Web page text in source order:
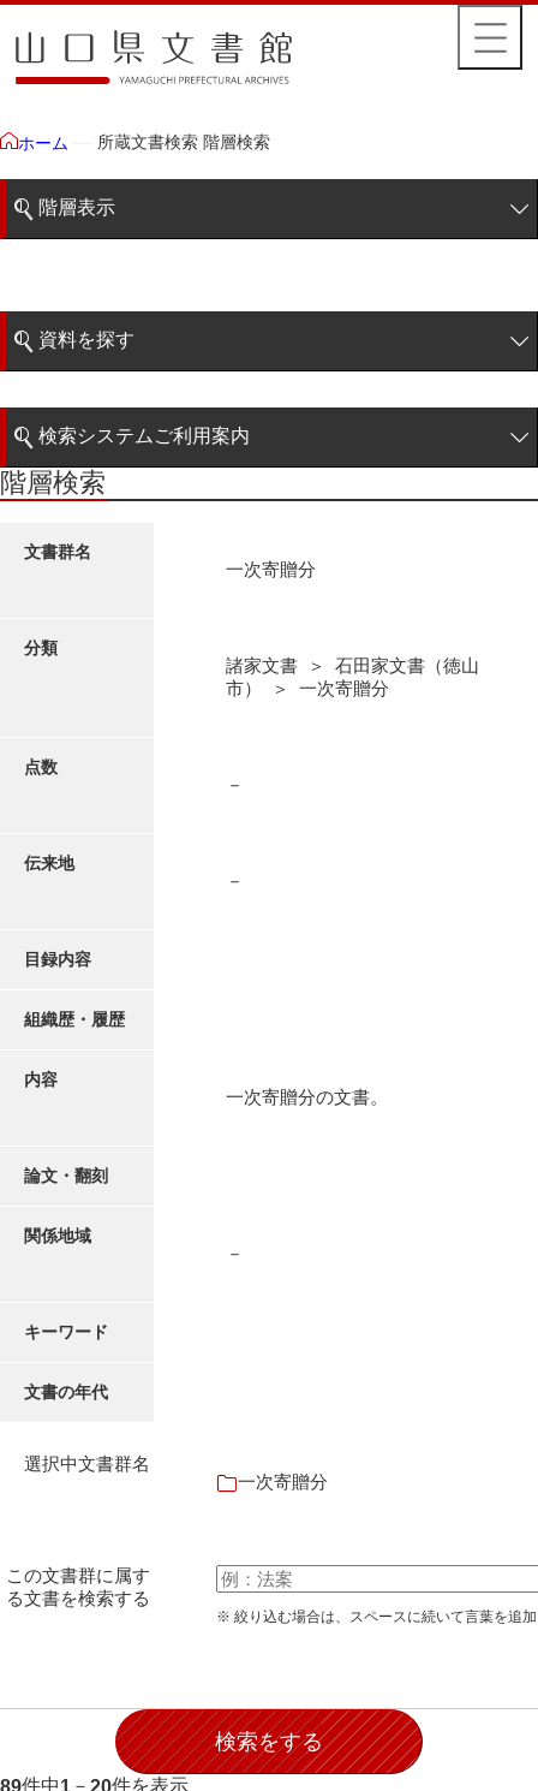
ホーム 所蔵文書検索 階層検索
階層表示
藩政文書
特定歴史公文書
諸家文書
石井丈若撮影写真
石川卓美文庫
二次寄贈分
石田家文書（山口市）
資料を探す
階層検索
検索システムご利用案内
検索システムの利用について
更新履歴
階層検索
文書群名
一次寄贈分
分類
諸家文書 ＞ 石田家文書（徳山
市） ＞ 一次寄贈分
点数
－
伝来地
－
目録内容
組織歴・履歴
内容
一次寄贈分の文書。
論文・翻刻
関係地域
－
キーワード
文書の年代
選択中文書群名
一次寄贈分
この文書群に属す
る文書を検索する
※ 絞り込む場合は、スペースに続いて言葉を追
89件中1 － 20件を表示